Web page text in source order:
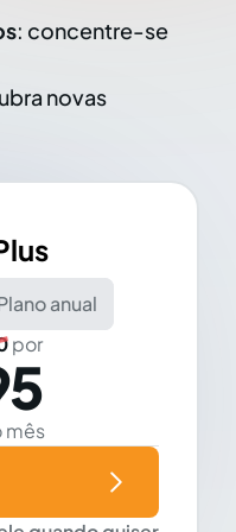
: concentre-se
novas
anual
por
mês